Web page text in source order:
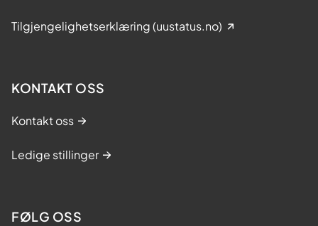
Tilgjengelighetserklæring (uustatus.no)
KONTAKT OSS
Kontakt oss
Ledige stillinger
FØLG OSS